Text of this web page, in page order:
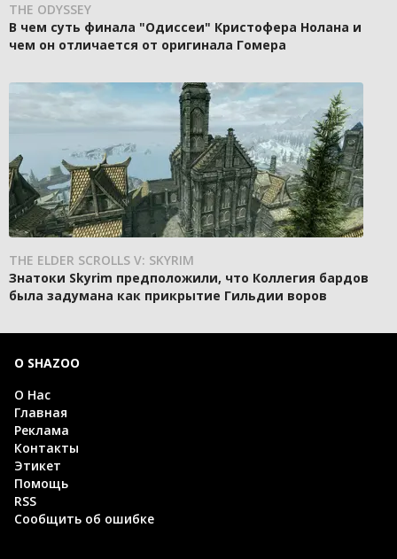
THE ODYSSEY
В чем суть финала "Одиссеи" Кристофера Нолана и
чем он отличается от оригинала Гомера
THE ELDER SCROLLS V: SKYRIM
Знатоки Skyrim предположили, что Коллегия бардов
была задумана как прикрытие Гильдии воров
О SHAZOO
О Нас
Главная
Реклама
Контакты
Этикет
Помощь
RSS
Сообщить об ошибке